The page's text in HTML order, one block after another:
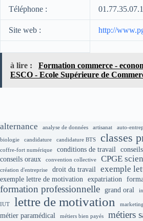
Téléphone :
Site web : http://
à lire :
Formation commerce -
ESCO - Ecole Supérieure de
alternance analyse de données artisanat auto-
biologie candidature candidature BTS classes
coffre-fort numérique conditions de travail
conseils oraux
convention collective CPGE
création d'entreprise droit du travail exemple
exemple lettre de motivation expatriation
formation professionnelle grand oral
IUT lettre de motivation
métier paramédical métiers bien payés métiers